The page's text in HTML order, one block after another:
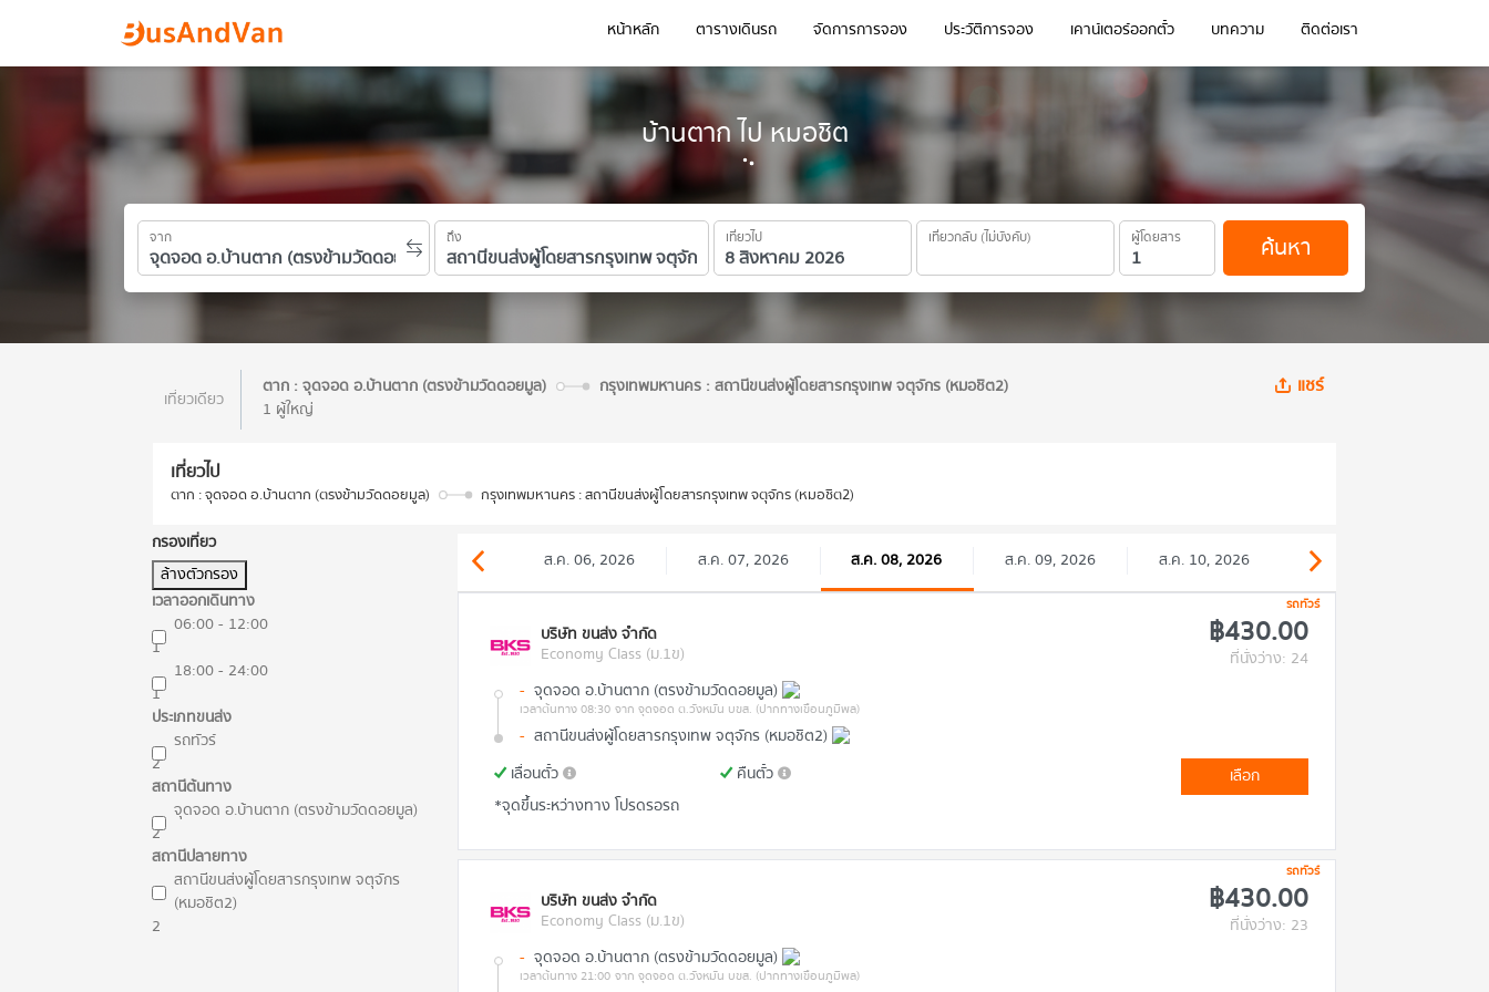
บ้านตาก ไป หมอชิต
จาก ถึง เที่ยวไป เที่ยวกลับ (ไม่บังคับ) ผู้โดยสาร ค้นหา
หน้าหลัก ตารางเดินรถ จัดการการจอง ประวัติการจอง เคาน์เตอร์ออกตั๋ว บทความ ติดต่อเรา
เที่ยวเดียว
ตาก : จุดจอด อ.บ้านตาก (ตรงข้ามวัดดอยมูล)
กรุงเทพมหานคร : สถานีขนส่งผู้โดยสารกรุงเทพ จตุจักร (หมอชิต2)
1 ผู้ใหญ่
แชร์
เที่ยวไป
ตาก : จุดจอด อ.บ้านตาก (ตรงข้ามวัดดอยมูล) กรุงเทพมหานคร : สถานีขนส่งผู้โดยสารกรุงเทพ จตุจักร (หมอชิต2)
กรองเที่ยว
ล้างตัวกรอง
เวลาออกเดินทาง
06:00 - 12:00
1
18:00 - 24:00
1
ประเภทขนส่ง
รถทัวร์
2
สถานีต้นทาง
จุดจอด อ.บ้านตาก (ตรงข้ามวัดดอยมูล)
2
สถานีปลายทาง
สถานีขนส่งผู้โดยสารกรุงเทพ จตุจักร
(หมอชิต2)
2
ส.ค. 06, 2026 ส.ค. 07, 2026 ส.ค. 08, 2026 ส.ค. 09, 2026 ส.ค. 10, 2026
รถทัวร์
บริษัท ขนส่ง จำกัด
Economy Class (ม.1ข)
฿430.00
ที่นั่งว่าง: 24
- จุดจอด อ.บ้านตาก (ตรงข้ามวัดดอยมูล)
เวลาต้นทาง 08:30 จาก จุดจอด ต.วังหมัน บขส. (ปากทางเขื่อนภูมิพล)
- สถานีขนส่งผู้โดยสารกรุงเทพ จตุจักร (หมอชิต2)
เลื่อนตั๋ว
คืนตั๋ว
*จุดขึ้นระหว่างทาง โปรดรอรถ
เลือก
รถทัวร์
บริษัท ขนส่ง จำกัด
Economy Class (ม.1ข)
฿430.00
ที่นั่งว่าง: 23
- จุดจอด อ.บ้านตาก (ตรงข้ามวัดดอยมูล)
เวลาต้นทาง 21:00 จาก จุดจอด ต.วังหมัน บขส. (ปากทางเขื่อนภูมิพล)